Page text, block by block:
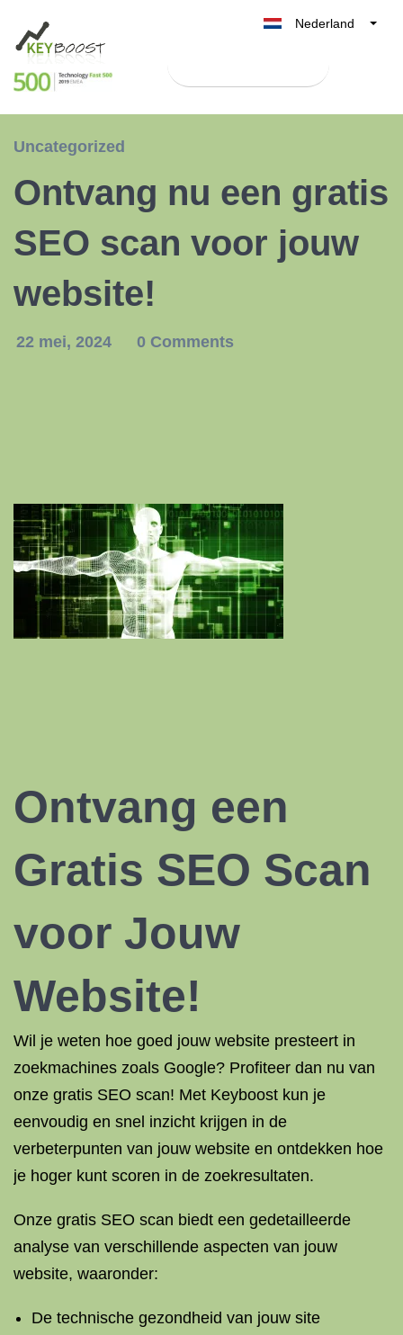
Nederland
België
España
Uncategorized
Ontvang nu een gratis
SEO scan voor jouw
website!
22 mei, 2024 0 Comments
Ontvang een
Gratis SEO Scan
voor Jouw
Website!
Wil je weten hoe goed jouw website presteert in
zoekmachines zoals Google? Profiteer dan nu van
onze gratis SEO scan! Met Keyboost kun je
eenvoudig en snel inzicht krijgen in de
verbeterpunten van jouw website en ontdekken hoe
je hoger kunt scoren in de zoekresultaten.
Onze gratis SEO scan biedt een gedetailleerde
analyse van verschillende aspecten van jouw
website, waaronder:
De technische gezondheid van jouw site